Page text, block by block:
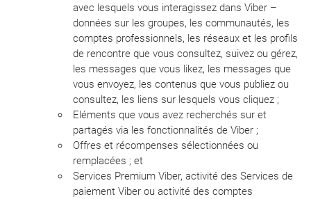
avec lesquels vous interagissez dans Viber –
données sur les groupes, les communautés, les
comptes professionnels, les réseaux et les profils
de rencontre que vous consultez, suivez ou gérez,
les messages que vous likez, les messages que
vous envoyez, les contenus que vous publiez ou
consultez, les liens sur lesquels vous cliquez ;
Eléments que vous avez recherchés sur et
partagés via les fonctionnalités de Viber ;
Offres et récompenses sélectionnées ou
remplacées ; et
Services Premium Viber, activité des Services de
paiement Viber ou activité des comptes